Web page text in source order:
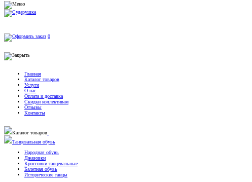
0
Главная
Каталог товаров
Услуги
О нас
Оплата и доставка
Скидки коллективам
Отзывы
Контакты
Каталог товаров
Танцевальная обувь
Народная обувь
Джазовки
Кроссовки танцевальные
Балетная обувь
Исторические танцы